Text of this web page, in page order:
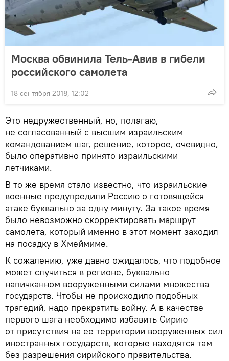
Москва обвинила Тель-Авив в гибели
российского самолета
18 сентября 2018, 12:02
Это недружественный, но, полагаю,
не согласованный с высшим израильским
командованием шаг, решение, которое, очевидно,
было оперативно принято израильскими
летчиками.
В то же время стало известно, что израильские
военные предупредили Россию о готовящейся
атаке буквально за одну минуту. За такое время
было невозможно скорректировать маршрут
самолета, который именно в этот момент заходил
на посадку в Хмеймиме.
К сожалению, уже давно ожидалось, что подобное
может случиться в регионе, буквально
напичканном вооруженными силами множества
государств. Чтобы не происходило подобных
трагедий, надо прекратить войну. А в качестве
первого шага необходимо избавить Сирию
от присутствия на ее территории вооруженных сил
иностранных государств, которые находятся там
без разрешения сирийского правительства.